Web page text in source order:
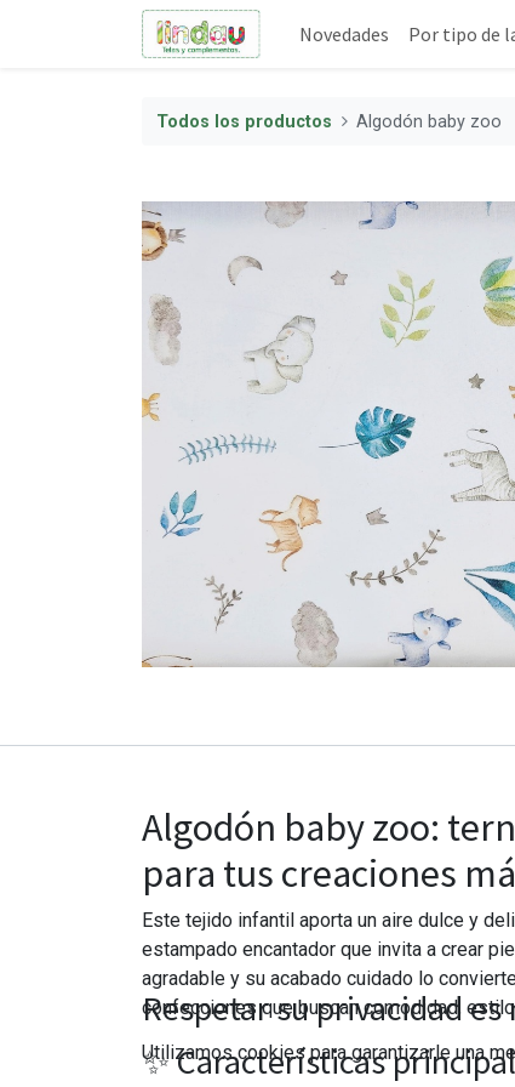
Novedades Por tipo de
Todos los productos Algodón baby zoo
Algodón baby zoo:
para tus creaciones
Este tejido infantil aporta un aire dulce y
estampado encantador que invita a crear
agradable y su acabado cuidado lo
confecciones que buscan comodidad,
✨ Características
Respetar su privacidad
Utilizamos cookies para garantizarle una